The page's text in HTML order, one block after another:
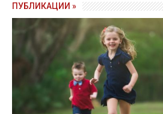
ПУБЛИКАЦИИ »